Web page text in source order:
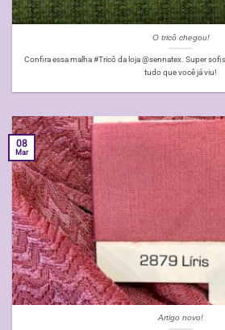
O tricô chegou!
Confira essa malha #Tricô da loja @sennatex. Super
tudo que você já viu!
Artigo novo!
08
Mar